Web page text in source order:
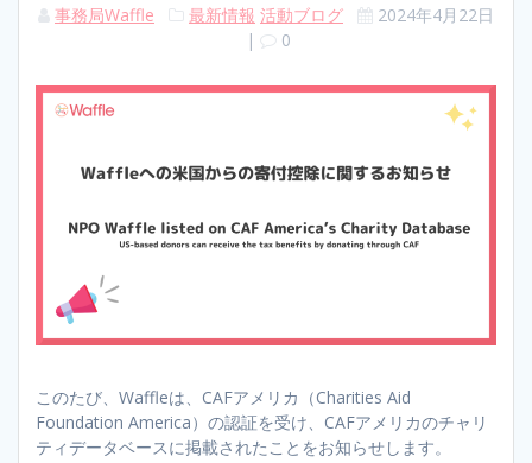
事務局Waffle 最新情報 活動ブログ
2024年4月22日
|
0
このたび、Waffleは、CAFアメリカ（Charities Aid
Foundation America）の認証を受け、CAFアメリカのチャリ
ティデータベースに掲載されたことをお知らせします。